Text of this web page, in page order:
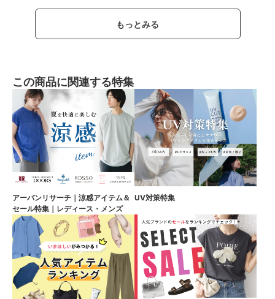
もっとみる
この商品に関連する特集
アーバンリサーチ｜涼感アイテム＆
セール特集｜レディース・メンズ
UV対策特集